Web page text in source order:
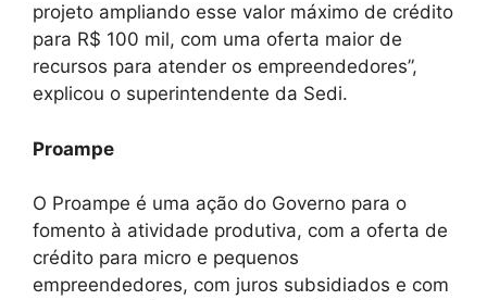
projeto ampliando esse valor máximo de crédito
para R$ 100 mil, com uma oferta maior de
recursos para atender os empreendedores”,
explicou o superintendente da Sedi.
Proampe
O Proampe é uma ação do Governo para o
fomento à atividade produtiva, com a oferta de
crédito para micro e pequenos
empreendedores, com juros subsidiados e com